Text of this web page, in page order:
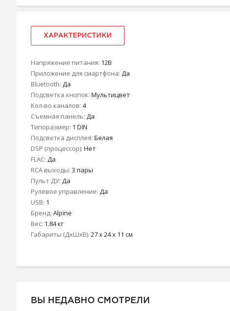
ХАРАКТЕРИСТИКИ
Напряжение питания: 12В
Приложение для смартфона: Да
Bluetooth: Да
Подсветка кнопок: Мультицвет
Кол-во каналов: 4
Съемная панель: Да
Типоразмер: 1 DIN
Подсветка дисплея: Белая
DSP (процессор): Нет
FLAC: Да
RCA выходы: 3 пары
Пульт ДУ: Да
Рулевое управление: Да
USB: 1
Бренд: Alpine
Вес: 1.84 кг
Габариты (ДхШхВ): 27 x 24 x 11 см
ВЫ НЕДАВНО СМОТРЕЛИ